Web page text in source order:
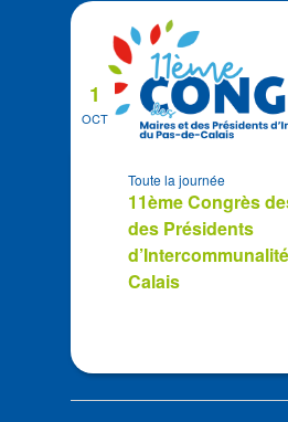
OCT
1
11ème Congrès
des Présidents
Calais
Toute la journée